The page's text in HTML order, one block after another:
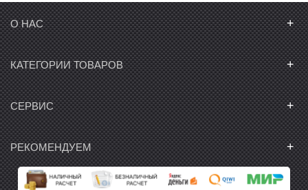
О НАС +
КАТЕГОРИИ ТОВАРОВ +
СЕРВИС +
РЕКОМЕНДУЕМ +